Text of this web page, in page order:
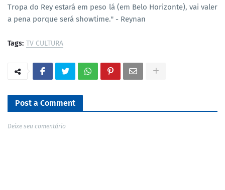
Tropa do Rey estará em peso lá (em Belo Horizonte), vai valer
a pena porque será showtime.'' - Reynan
Tags: TV CULTURA
Post a Comment
Deixe seu comentário